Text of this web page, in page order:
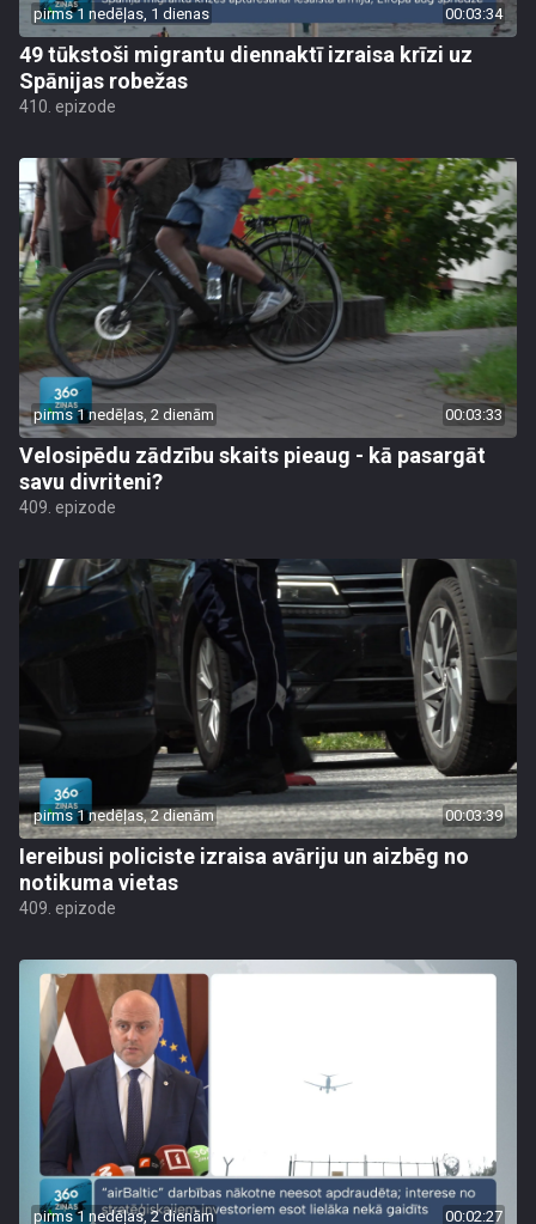
pirms 1 nedēļas, 1 dienas 00:03:34
49 tūkstoši migrantu diennaktī izraisa krīzi uz
Spānijas robežas
410. epizode
pirms 1 nedēļas, 2 dienām 00:03:33
Velosipēdu zādzību skaits pieaug - kā pasargāt
savu divriteni?
409. epizode
pirms 1 nedēļas, 2 dienām 00:03:39
Iereibusi policiste izraisa avāriju un aizbēg no
notikuma vietas
409. epizode
pirms 1 nedēļas, 2 dienām 00:02:27